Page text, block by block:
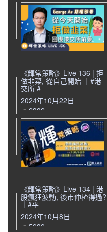
《輝常策略》Live 136 | 拒
做韭菜, 從自己開始 ｜#港
交所 #
2024年10月22日
2382
《輝常策略》Live 134 | 港
股瘋狂波動, 後市仲楂得過?
｜#平
2024年10月8日
5939